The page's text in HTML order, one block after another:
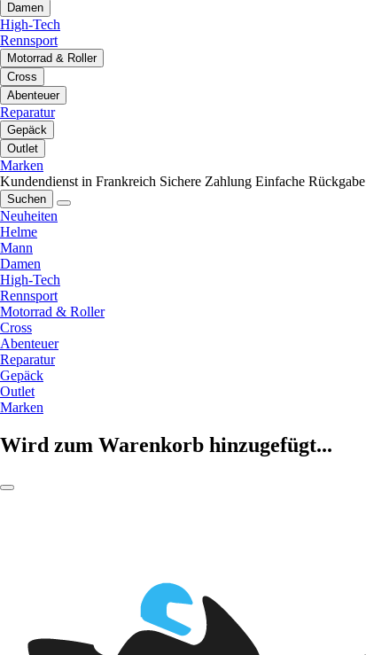
Damen
High-Tech
Rennsport
Motorrad & Roller
Cross
Abenteuer
Reparatur
Gepäck
Outlet
Marken
Kundendienst in Frankreich Sichere Zahlung Einfache Rückgabe
Suchen
Neuheiten
Helme
Mann
Damen
High-Tech
Rennsport
Motorrad & Roller
Cross
Abenteuer
Reparatur
Gepäck
Outlet
Marken
Wird zum Warenkorb hinzugefügt...